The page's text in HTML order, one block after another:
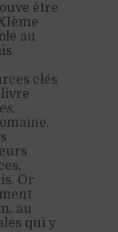
être
au
clés
,
Or
au
qui y